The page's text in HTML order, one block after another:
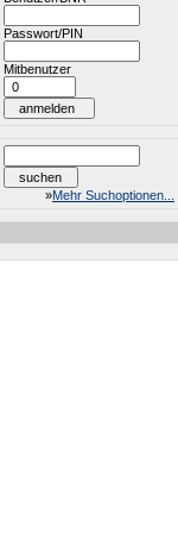
Passwort/PIN
Mitbenutzer
»Mehr Suchoptionen...